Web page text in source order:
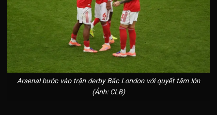
Arsenal bước vào trận derby Bắc London với quyết tâm lớn
(Ảnh: CLB)